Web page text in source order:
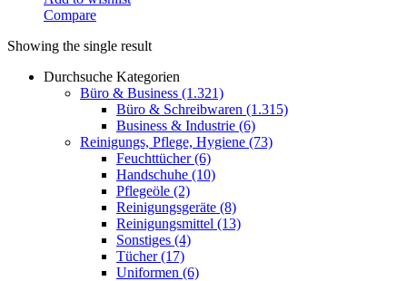
Compare
Showing the single result
Durchsuche Kategorien
Büro & Business (1.321)
Büro & Schreibwaren (1.315)
Business & Industrie (6)
Reinigungs, Pflege, Hygiene (73)
Feuchttücher(6)
Handschuhe (10)
Pflegeöle (2)
Reinigungsgeräte (8)
Reinigungsmittel (13)
Sonstiges (4)
Tücher(17)
Uniformen (6)